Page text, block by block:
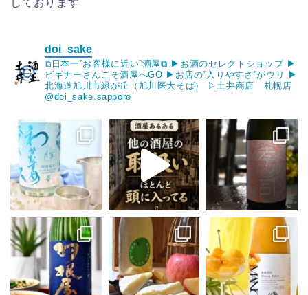
しております
doi_sake
⧉日本一”お客様に近い”酒屋⧉ ▶︎お酒のセレクトショップ▶︎
ビギナーさんこそ酒屋へGO ▶︎お店の”入りやすさ”がウリ
▶︎
北海道旭川市緑が丘（旭川医大そば）
▷土井商店 札幌店
@doi_sake.sapporo